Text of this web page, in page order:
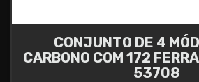
CONJUNTO DE 4
CARBONO COM 172
53708